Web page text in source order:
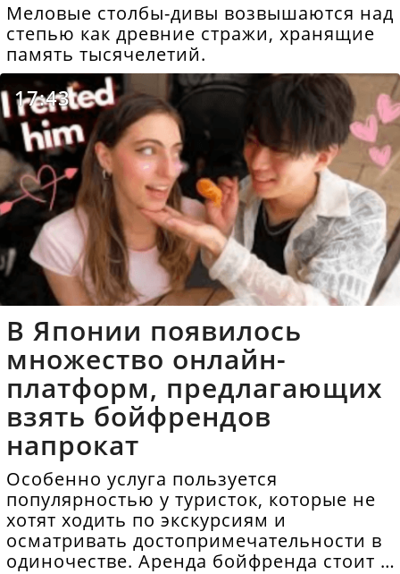
Меловые столбы-дивы возвышаются над
степью как древние стражи, хранящие
память тысячелетий.
17:43
В Японии появилось
множество онлайн-
платформ, предлагающих
взять бойфрендов
напрокат
Особенно услуга пользуется
популярностью у туристок, которые не
хотят ходить по экскурсиям и
осматривать достопримечательности в
одиночестве. Аренда бойфренда стоит в